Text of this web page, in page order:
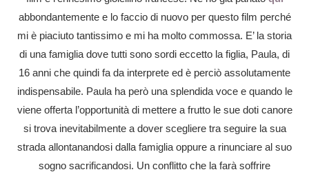
abbondantemente e lo faccio di nuovo per questo film perché
mi è piaciuto tantissimo e mi ha molto commossa. E’ la storia
di una famiglia dove tutti sono sordi eccetto la figlia, Paula, di
16 anni che quindi fa da interprete ed è perciò assolutamente
indispensabile. Paula ha però una splendida voce e quando le
viene offerta l’opportunità di mettere a frutto le sue doti canore
si trova inevitabilmente a dover scegliere tra seguire la sua
strada allontanandosi dalla famiglia oppure a rinunciare al suo
sogno sacrificandosi. Un conflitto che la farà soffrire